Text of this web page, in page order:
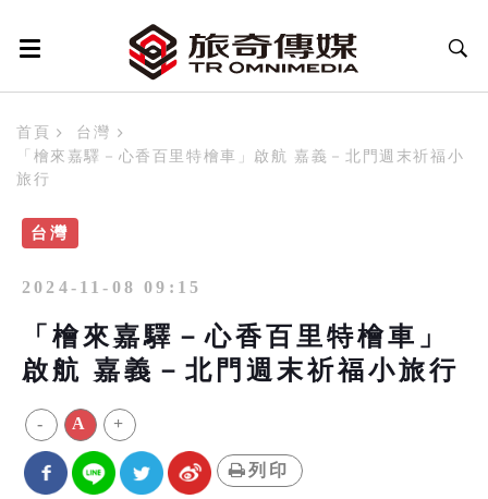
首頁
台灣
「檜來嘉驛－心香百里特檜車」啟航 嘉義－北門週末祈福小
旅行
台灣
2024-11-08 09:15
「檜來嘉驛－心香百里特檜車」
啟航 嘉義－北門週末祈福小旅行
- A +
列印